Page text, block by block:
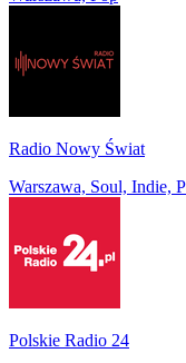
Radio Nowy Świat
Warszawa, Soul, Indie,
Polskie Radio 24